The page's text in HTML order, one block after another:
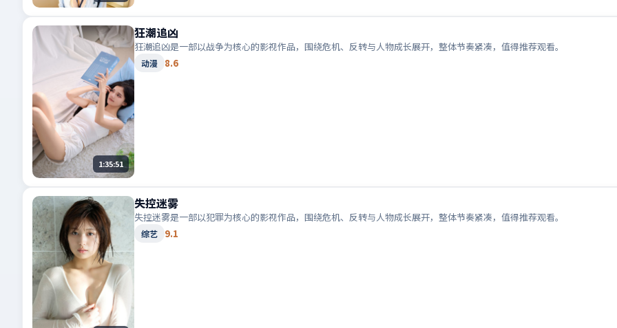
1:35:51
狂潮追凶
狂潮追凶是一部以战争为核心的影视作品，围绕危机、反转与人物成长展开，整体节奏紧凑，值得推荐观看。
动漫 8.6
失控迷雾
失控迷雾是一部以犯罪为核心的影视作品，围绕危机、反转与人物成长展开，整体节奏紧凑，值得推荐观看。
综艺 9.1